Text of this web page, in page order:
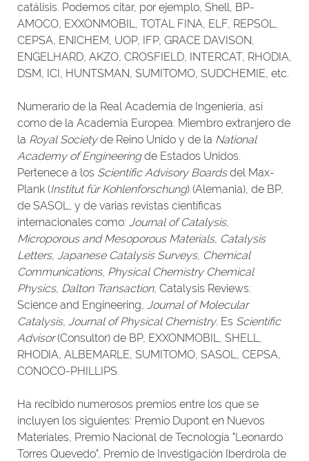
catálisis. Podemos citar, por ejemplo, Shell, BP-
AMOCO, EXXONMOBIL, TOTAL FINA, ELF, REPSOL,
CEPSA, ENICHEM, UOP, IFP, GRACE DAVISON,
ENGELHARD, AKZO, CROSFIELD, INTERCAT, RHODIA,
DSM, ICI, HUNTSMAN, SUMITOMO, SUDCHEMIE, etc.
Numerario de la Real Academia de Ingeniería, así
como de la Academia Europea. Miembro extranjero de
la Royal Societyde Reino Unido y de la National
Academy of Engineeringde Estados Unidos.
Pertenece a los Scientific Advisory Boardsdel Max-
Plank (Institut für Kohlenforschung) (Alemania), de BP,
de SASOL, y de varias revistas científicas
internacionales como: Journal of Catalysis,
Microporous and Mesoporous Materials, Catalysis
Letters, Japanese Catalysis Surveys, Chemical
Communications, Physical Chemistry Chemical
Physics, Dalton Transaction, Catalysis Reviews:
Science and Engineering, Journal of Molecular
Catalysis, Journal of Physical Chemistry. Es Scientific
Advisor(Consultor) de BP, EXXONMOBIL, SHELL,
RHODIA, ALBEMARLE, SUMITOMO, SASOL, CEPSA,
CONOCO-PHILLIPS.
Ha recibido numerosos premios entre los que se
incluyen los siguientes: Premio Dupont en Nuevos
Materiales, Premio Nacional de Tecnología "Leonardo
Torres Quevedo", Premio de Investigación Iberdrola de